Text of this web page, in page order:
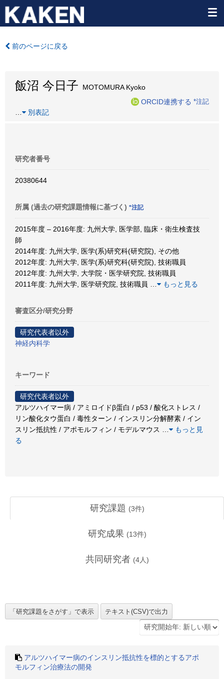
前のページに戻る
飯沼 今日子 MOTOMURA Kyoko
ORCID連携する *注記
別表記
研究者番号
20380644
所属 (過去の研究課題情報に基づく) *注記
2015年度 – 2016年度: 九州大学, 医学部, 臨床・衛生検査技
師
2014年度: 九州大学, 医学(系)研究科(研究院), その他
2012年度: 九州大学, 医学(系)研究科(研究院), 技術職員
2012年度: 九州大学, 大学院・医学研究院, 技術職員
2011年度: 九州大学, 医学研究院, 技術職員
もっと見る
審査区分/研究分野
研究代表者以外
神経内科学
キーワード
研究代表者以外
アルツハイマー病 / アミロイドβ蛋白 / p53 / 酸化ストレス /
リン酸化タウ蛋白 / 毒性ターン / インスリン分解酵素 / イン
スリン抵抗性 / アポモルフィン / モデルマウス
もっと見
る
研究課題 (3件)
研究成果 (13件)
共同研究者 (4人)
アルツハイマー病のインスリン抵抗性を標的とするアポ
モルフィン治療法の開発